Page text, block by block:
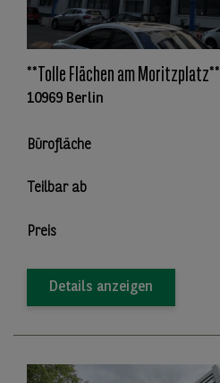
**Tolle Flächen am Moritzplatz**
10969 Berlin
Bürofläche
Teilbar ab
Preis
Details anzeigen